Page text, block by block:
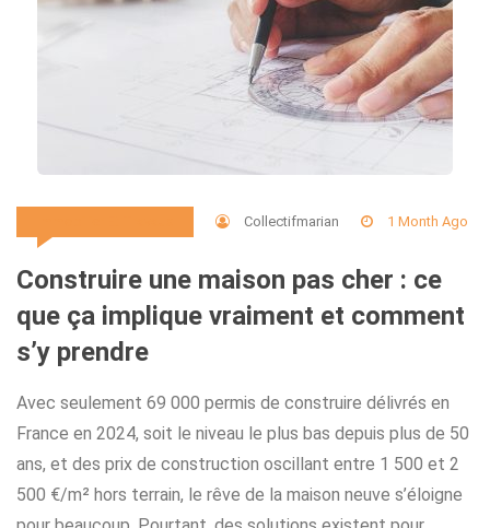
Collectifmarian 1 Month Ago
Construire une maison pas cher : ce
que ça implique vraiment et comment
s’y prendre
Avec seulement 69 000 permis de construire délivrés en
France en 2024, soit le niveau le plus bas depuis plus de 50
ans, et des prix de construction oscillant entre 1 500 et 2
500 €/m² hors terrain, le rêve de la maison neuve s’éloigne